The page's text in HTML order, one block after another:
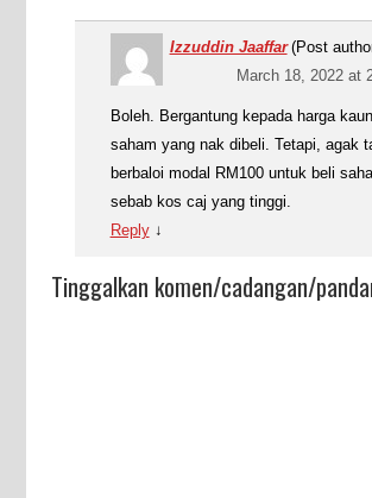
Izzuddin Jaaffar (Post
March 18, 2022 at
Boleh. Bergantung kepada harga
saham yang nak dibeli. Tetapi, agak
berbaloi modal RM100 untuk beli
sebab kos caj yang tinggi.
Reply ↓
Tinggalkan komen/cadangan/